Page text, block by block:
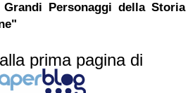
Personaggi della Storia
prima pagina di